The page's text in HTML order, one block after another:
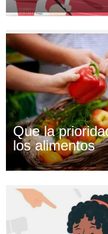
Que la
los alimentos